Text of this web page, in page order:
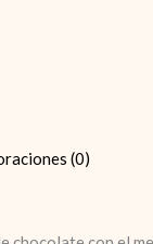
(0)